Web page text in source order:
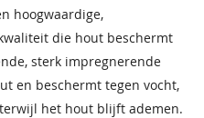
hoogwaardige,
die hout beschermt
sterk impregnerende
en beschermt tegen vocht,
het hout blijft ademen.